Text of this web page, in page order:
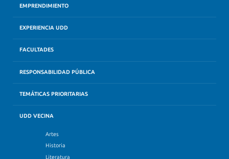
EMPRENDIMIENTO
EXPERIENCIA UDD
FACULTADES
RESPONSABILIDAD PÚBLICA
TEMÁTICAS PRIORITARIAS
UDD VECINA
Artes
Historia
Literatura